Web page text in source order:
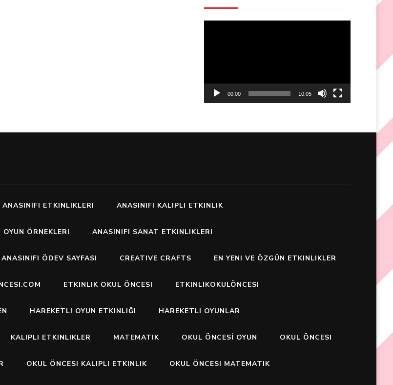
00:00 10:05
ANASINIFI ETKINLIKLERI ANASINIFI KALIPLI ETKINLIK
ÖRNEKLERI ANASINIFI SANAT ETKINLIKLERI
ANASINIFI ÖDEV SAYFASI CREATIVE CRAFTS EN YENI VE ÖZGÜN ETKINLIKLER
ETKINLIK OKUL ÖNCESI ETKINLIKOKULÖNCESI
HAREKETLI OYUN ETKINLIĞI HAREKETLI OYUNLAR
KALIPLI ETKINLIKLER MATEMATIK OKUL ÖNCESİ OYUN OKUL ÖNCESI
OKUL ÖNCESI KALIPLI ETKINLIK OKUL ÖNCESI MATEMATIK